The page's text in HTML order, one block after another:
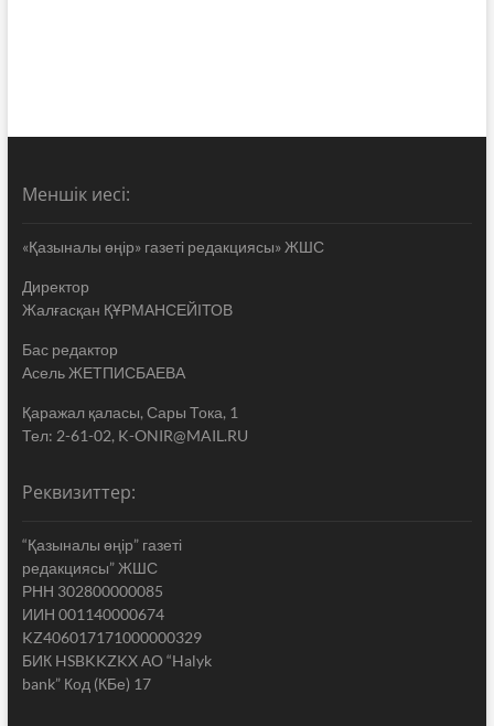
Меншік иесі:
«Қазыналы өңір» газеті редакциясы» ЖШС
Директор
Жалғасқан ҚҰРМАНСЕЙІТОВ
Бас редактор
Асель ЖЕТПИСБАЕВА
Қаражал қаласы, Сары Тока, 1
Тел: 2-61-02, K-ONIR@MAIL.RU
Реквизиттер:
“Қазыналы өңір” газеті
редакциясы” ЖШС
РНН 302800000085
ИИН 001140000674
KZ406017171000000329
БИК HSBKKZKX АО “Halyk
bank” Код (КБе) 17